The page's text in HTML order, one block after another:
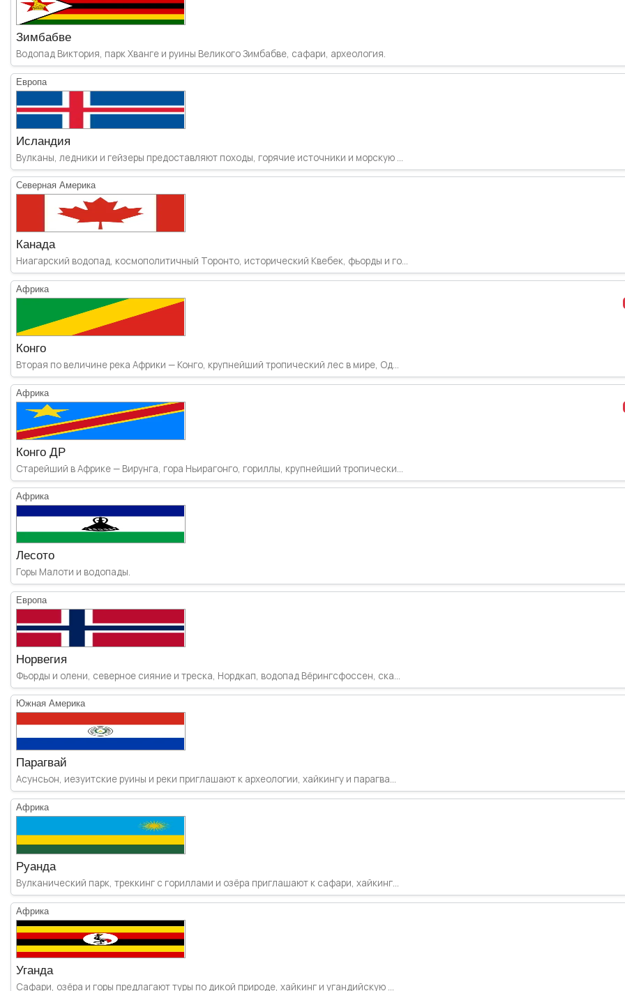
Зимбабве
Водопад Виктория, парк Хванге и руины Великого Зимбабве, сафари, археология.
Европа
Исландия
Вулканы, ледники и гейзеры предоставляют походы, горячие источники и морскую ...
Северная Америка
Канада
Ниагарский водопад, космополитичный Торонто, исторический Квебек, фьорды и го...
Африка
Конго
Вторая по величине река Африки — Конго, крупнейший тропический лес в мире, Од...
Африка
Конго ДР
Старейший в Африке — Вирунга, гора Ньирагонго, гориллы, крупнейший тропически...
Африка
Лесото
Горы Малоти и водопады.
Европа
Норвегия
Фьорды и олени, северное сияние и треска, Нордкап, водопад Вёрингсфоссен, ска...
Южная Америка
Парагвай
Асунсьон, иезуитские руины и реки приглашают к археологии, хайкингу и парагва...
Африка
Руанда
Вулканический парк, треккинг с гориллами и озёра приглашают к сафари, хайкинг...
Африка
Уганда
Сафари, озёра и горы предлагают туры по дикой природе, хайкинг и угандийскую ...